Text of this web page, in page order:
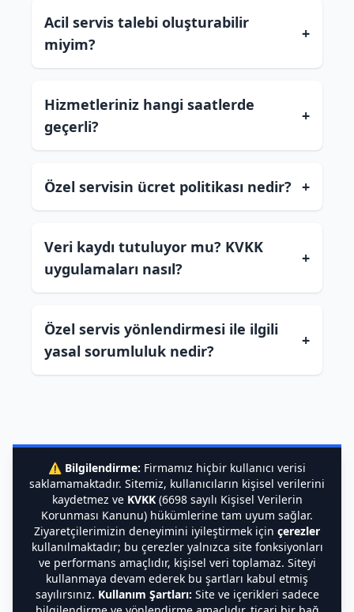
Acil servis talebi oluşturabilir
miyim?
+
Hizmetleriniz hangi saatlerde
geçerli?
+
Özel servisin ücret politikası nedir? +
Veri kaydı tutuluyor mu? KVKK
uygulamaları nasıl?
+
Özel servis yönlendirmesi ile ilgili
yasal sorumluluk nedir?
+
⚠️ Bilgilendirme: Firmamız hiçbir kullanıcı verisi
saklamamaktadır. Sitemiz, kullanıcıların kişisel verilerini
kaydetmez ve KVKK(6698 sayılı Kişisel Verilerin
Korunması Kanunu) hükümlerine tam uyum sağlar.
Ziyaretçilerimizin deneyimini iyileştirmek için çerezler
kullanılmaktadır; bu çerezler yalnızca site fonksiyonları
ve performans amaçlıdır, kişisel veri toplamaz. Siteyi
kullanmaya devam ederek bu şartları kabul etmiş
sayılırsınız. Kullanım Şartları: Site ve içerikleri sadece